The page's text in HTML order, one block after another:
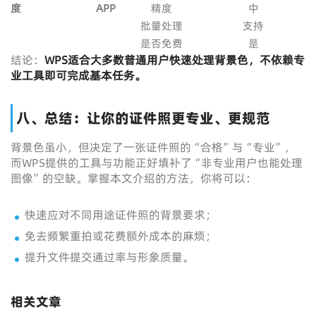
度
APP
精度
中
批量处理
支持
是否免费
是
结论： WPS适合大多数普通用户快速处理背景色，不依赖专
业工具即可完成基本任务。
八、总结：让你的证件照更专业、更规范
背景色虽小，但决定了一张证件照的“合格”与“专业”，
而WPS提供的工具与功能正好填补了“非专业用户也能处理
图像”的空缺。掌握本文介绍的方法，你将可以：
快速应对不同用途证件照的背景要求；
免去频繁重拍或花费额外成本的麻烦；
提升文件提交通过率与形象质量。
相关文章